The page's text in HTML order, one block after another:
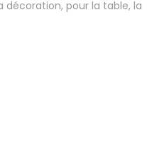
décoration, pour la table, la